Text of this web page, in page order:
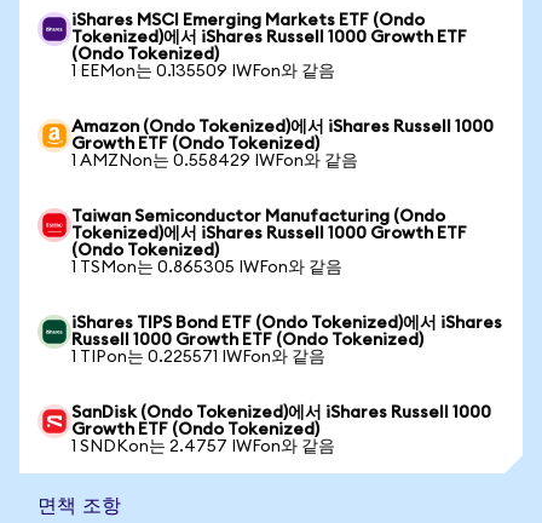
iShares MSCI Emerging Markets ETF (Ondo
Tokenized)에서 iShares Russell 1000 Growth ETF
(Ondo Tokenized)
1 EEMon는 0.135509 IWFon와 같음
Amazon (Ondo Tokenized)에서 iShares Russell 1000
Growth ETF (Ondo Tokenized)
1 AMZNon는 0.558429 IWFon와 같음
Taiwan Semiconductor Manufacturing (Ondo
Tokenized)에서 iShares Russell 1000 Growth ETF
(Ondo Tokenized)
1 TSMon는 0.865305 IWFon와 같음
iShares TIPS Bond ETF (Ondo Tokenized)에서 iShares
Russell 1000 Growth ETF (Ondo Tokenized)
1 TIPon는 0.225571 IWFon와 같음
SanDisk (Ondo Tokenized)에서 iShares Russell 1000
Growth ETF (Ondo Tokenized)
1 SNDKon는 2.4757 IWFon와 같음
면책 조항